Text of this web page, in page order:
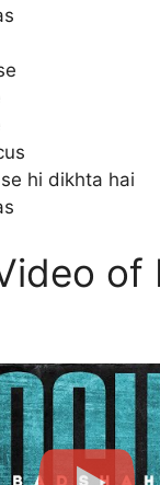
hi dikhta hai
of